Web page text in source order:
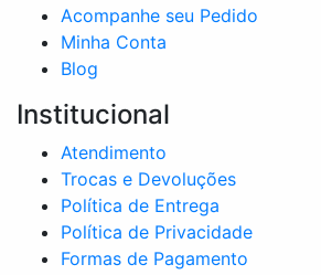
Acompanhe seu Pedido
Minha Conta
Blog
Institucional
Atendimento
Trocas e Devoluções
Política de Entrega
Política de Privacidade
Formas de Pagamento